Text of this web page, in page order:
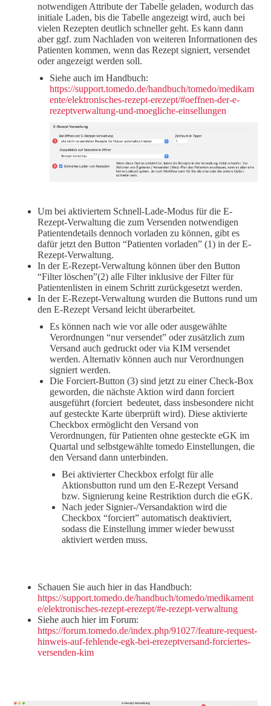
notwendigen Attribute der Tabelle geladen, wodurch das
initiale Laden, bis die Tabelle angezeigt wird, auch bei
vielen Rezepten deutlich schneller geht. Es kann dann
aber ggf. zum Nachladen von weiteren Informationen des
Patienten kommen, wenn das Rezept signiert, versendet
oder angezeigt werden soll.
Siehe auch im Handbuch:
https://support.tomedo.de/handbuch/tomedo/medikam
ente/elektronisches-rezept-erezept/#oeffnen-der-e-
rezeptverwaltung-und-moegliche-einsellungen
Um bei aktiviertem Schnell-Lade-Modus für die E-
Rezept-Verwaltung die zum Versenden notwendigen
Patientendetails dennoch vorladen zu können, gibt es
dafür jetzt den Button “Patienten vorladen” (1) in der E-
Rezept-Verwaltung.
In der E-Rezept-Verwaltung können über den Button
“Filter löschen”(2) alle Filter inklusive der Filter für
Patientenlisten in einem Schritt zurückgesetzt werden.
In der E-Rezept-Verwaltung wurden die Buttons rund um
den E-Rezept Versand leicht überarbeitet.
Es können nach wie vor alle oder ausgewählte
Verordnungen “nur versendet” oder zusätzlich zum
Versand auch gedruckt oder via KIM versendet
werden. Alternativ können auch nur Verordnungen
signiert werden.
Die Forciert-Button (3) sind jetzt zu einer Check-Box
geworden, die nächste Aktion wird dann forciert
ausgeführt (forciert bedeutet, dass insbesondere nicht
auf gesteckte Karte überprüft wird). Diese aktivierte
Checkbox ermöglicht den Versand von
Verordnungen, für Patienten ohne gesteckte eGK im
Quartal und selbstgewählte tomedo Einstellungen, die
den Versand dann unterbinden.
Bei aktivierter Checkbox erfolgt für alle
Aktionsbutton rund um den E-Rezept Versand
bzw. Signierung keine Restriktion durch die eGK.
Nach jeder Signier-/Versandaktion wird die
Checkbox “forciert” automatisch deaktiviert,
sodass die Einstellung immer wieder bewusst
aktiviert werden muss.
Schauen Sie auch hier in das Handbuch:
https://support.tomedo.de/handbuch/tomedo/medikament
e/elektronisches-rezept-erezept/#e-rezept-verwaltung
Siehe auch hier im Forum:
https://forum.tomedo.de/index.php/91027/feature-request-
hinweis-auf-fehlende-egk-bei-erezeptversand-forciertes-
versenden-kim